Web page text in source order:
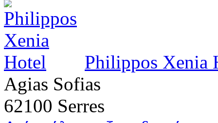
Philippos Xenia
Agias Sofias
62100 Serres